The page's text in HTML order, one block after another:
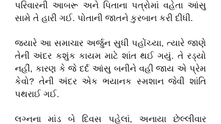
પરિવારની આબરૂ અને પિતાના પત્રોમાં વહેતા આંસુ
સામે તે હારી ગઈ. પોતાની જાતને કુરબાન કરી દીધી.
​જ્યારે આ સમાચાર અર્જુન સુધી પહોંચ્યા, ત્યારે જાણે
તેની અંદર કશુંક કાયમ માટે શાંત થઈ ગયું. તે રડ્યો
નહીં, કારણ કે જે દર્દ આંસુ બનીને વહી જાય એ પ્રેમ
કેવો? તેની અંદર એક ભયાનક સ્મશાન જેવી શાંતિ
પથરાઈ ગઈ.
​લગ્નના માંડ બે દિવસ પહેલાં, અનાયા છેલ્લીવાર